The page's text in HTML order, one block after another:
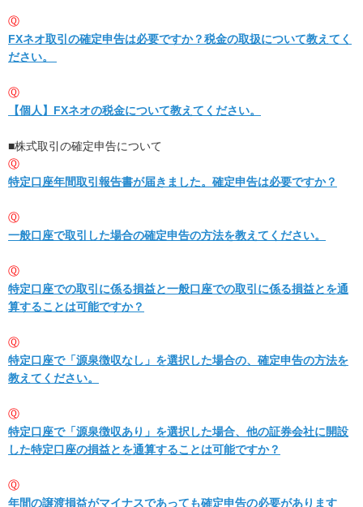
Ⓠ
FXネオ取引の確定申告は必要ですか？税金の取扱について教えてく
ださい。
Ⓠ
【個人】FXネオの税金について教えてください。
■株式取引の確定申告について
Ⓠ
特定口座年間取引報告書が届きました。確定申告は必要ですか？
Ⓠ
一般口座で取引した場合の確定申告の方法を教えてください。
Ⓠ
特定口座での取引に係る損益と一般口座での取引に係る損益とを通
算することは可能ですか？
Ⓠ
特定口座で「源泉徴収なし」を選択した場合の、確定申告の方法を
教えてください。
Ⓠ
特定口座で「源泉徴収あり」を選択した場合、他の証券会社に開設
した特定口座の損益とを通算することは可能ですか？
Ⓠ
年間の譲渡損益がマイナスであっても確定申告の必要があります